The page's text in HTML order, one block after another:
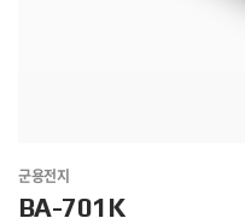
군용전지
BA-701K